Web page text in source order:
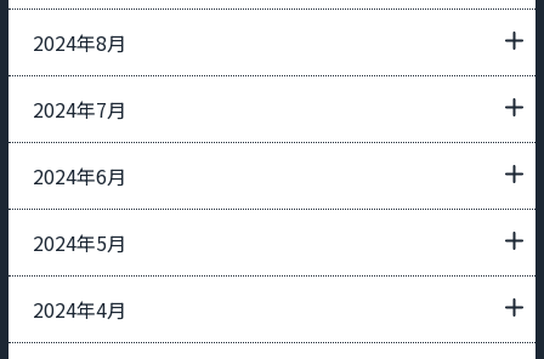
2024年8月
2024年7月
2024年6月
2024年5月
2024年4月